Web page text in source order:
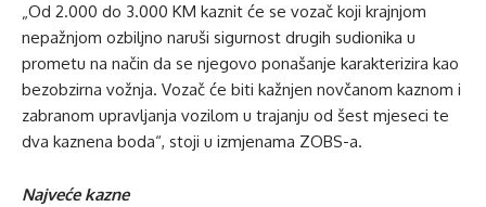
„Od 2.000 do 3.000 KM kaznit će se vozač koji krajnjom
nepažnjom ozbiljno naruši sigurnost drugih sudionika u
prometu na način da se njegovo ponašanje karakterizira kao
bezobzirna vožnja. Vozač će biti kažnjen novčanom kaznom i
zabranom upravljanja vozilom u trajanju od šest mjeseci te
dva kaznena boda“, stoji u izmjenama ZOBS-a.
Najveće kazne